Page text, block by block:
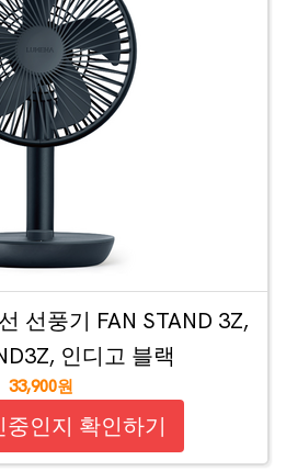
선풍기 FAN STAND 3Z,
인디고 블랙
33,900원
중인지 확인하기